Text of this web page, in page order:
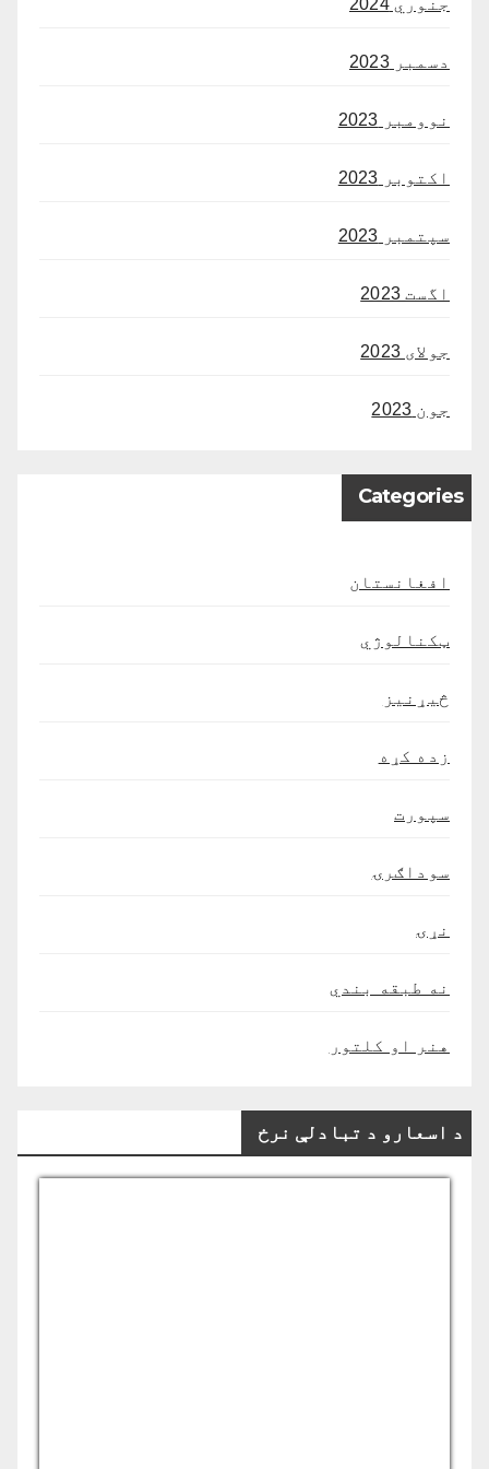
جنوري 2024
دسمبر 2023
نوومبر 2023
اکتوبر 2023
سپتمبر 2023
اگست 2023
جولای 2023
جون 2023
Categories
افغانستان
ټکنالوژي
څیړنیز
زده کړه
سپورت
سوداګرۍ
نړۍ
نه طبقه بندي
هنر او کلتور
د اسعارو د تبادلې نرخ